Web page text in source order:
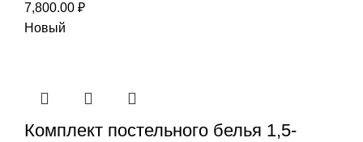
7,800.00 ₽
Новый
Комплект постельного белья 1,5-